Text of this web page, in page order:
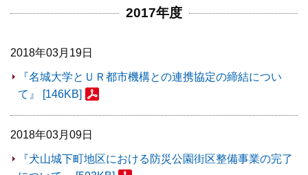
2017年度
2018年03月19日
『名城大学とＵＲ都市機構との連携協定の締結につい
て』 [146KB]
2018年03月09日
『犬山城下町地区における防災公園街区整備事業の完了